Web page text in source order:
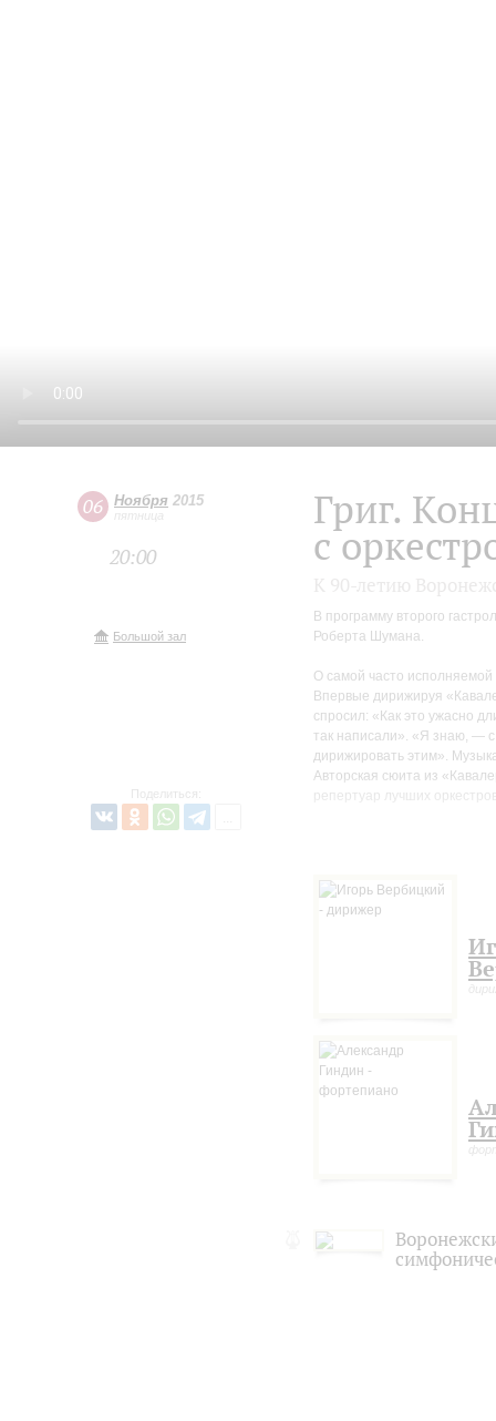
06 Ноября 2015
пятница
20:00
Большой зал
Поделиться:
Григ.
с
В программу второго
Роберта Шумана.
О самой часто
Впервые дирижируя
спросил: «Как это ужасно
так написали». «Я знаю, — с
дирижировать этим».
Авторская сюита из
репертуар лучших
поколениями слушателей и
Премьера Второй
сочинение, созданное в
одного из
из важнейших оркестровых